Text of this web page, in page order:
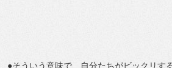
●そういう意味で、自分たちがビックリす